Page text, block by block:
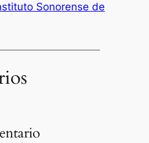
Sonorense de